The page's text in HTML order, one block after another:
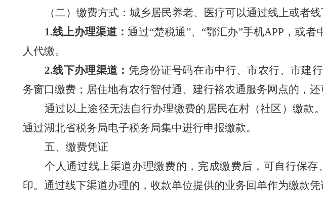
（二）缴费方式 ： 城乡居民养老、医疗可以通过线上或者
1.线上办理渠道：通过“楚税通 ”、“鄂汇办”手机APP，或者
人代缴。
2.线下办理渠道： 凭身份证号码在市中行、市农行、市建
务窗口缴费；居住地有农行智付通、建行裕农通服务网点的 ， 还
通过以上途径无法自行办理缴费的居民在村（社区）缴款
通过湖北省税务局电子税务局集中进行申报缴款。
五、缴费凭证
个人通过线上渠道办理缴费的， 完成缴费后，可自行保
印。通过线下渠道办理的， 收款单位提供的业务回单作为缴款凭